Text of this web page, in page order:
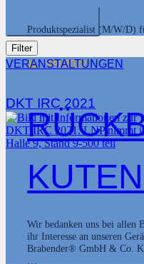
Produktspezialist (M/W/D)
11. MAI 2022
Wir bedanken uns bei allen
ihr Interesse an unseren
Brabender® GmbH & Co.
…
Filter
VERANSTALTUNGEN
DKT IRC 2021